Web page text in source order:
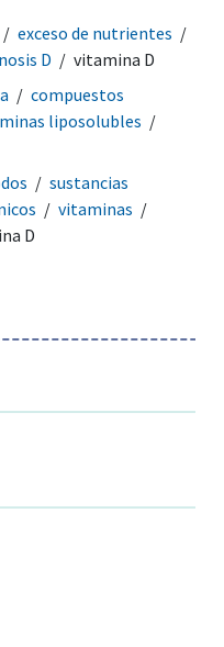
exceso de nutrientes
D
vitamina D
compuestos
liposolubles
sustancias
vitaminas
D